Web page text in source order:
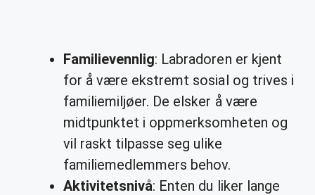
Familievennlig: Labradoren er kjent
for å være ekstremt sosial og trives i
familiemiljøer. De elsker å være
midtpunktet i oppmerksomheten og
vil raskt tilpasse seg ulike
familiemedlemmers behov.
Aktivitetsnivå: Enten du liker lange